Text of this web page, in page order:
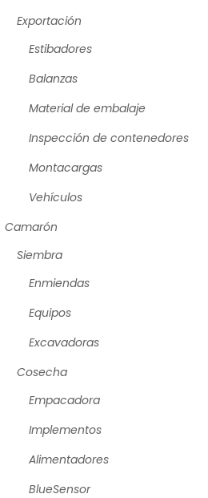
Exportación
Estibadores
Balanzas
Material de embalaje
Inspección de contenedores
Montacargas
Vehículos
Camarón
Siembra
Enmiendas
Equipos
Excavadoras
Cosecha
Empacadora
Implementos
Alimentadores
BlueSensor